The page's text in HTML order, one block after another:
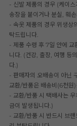
- 신발 제품의 경우 (케이
송장을 붙이거나 분실, 훼
- 속옷 제품의 경우 위생상
탁드립니다.
- 제품 수령 후 7일 안에
니다. (건강, 출장, 여행 등
다.)
- 판매자의 오배송이 아닌
교환/반품은 배송비(6천원
- 교환/반품 시 택배사는
금이 발생됩니다.)
- 교환/반품 시 반드시 브